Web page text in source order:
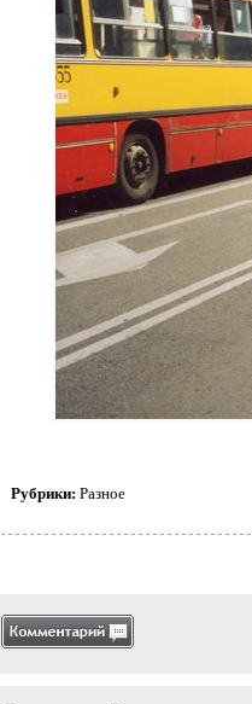
Рубрики: Разное